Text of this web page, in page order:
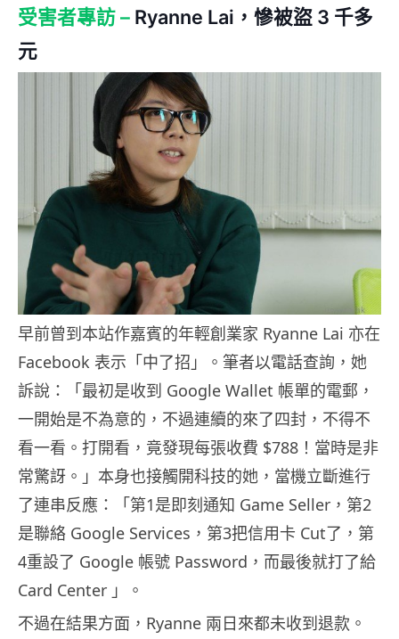
受害者專訪 – Ryanne Lai，慘被盜 3 千多
元
早前曾到本站作嘉賓的年輕創業家 Ryanne Lai 亦在
Facebook 表示「中了招」。筆者以電話查詢，她
訴說：「最初是收到 Google Wallet 帳單的電郵，
一開始是不為意的，不過連續的來了四封，不得不
看一看。打開看，竟發現每張收費 $788！當時是非
常驚訝。」本身也接觸開科技的她，當機立斷進行
了連串反應：「第1是即刻通知 Game Seller，第2
是聯絡 Google Services，第3把信用卡 Cut了，第
4重設了 Google 帳號 Password，而最後就打了給
Card Center 」。
不過在結果方面，Ryanne 兩日來都未收到退款。